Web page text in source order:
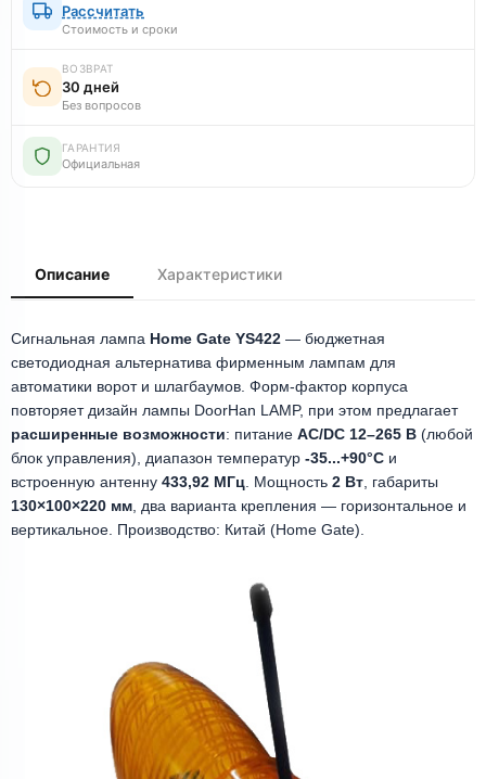
Рассчитать
Стоимость и сроки
ВОЗВРАТ
30 дней
Без вопросов
ГАРАНТИЯ
Официальная
Описание Характеристики
Сигнальная лампа Home Gate YS422 — бюджетная
светодиодная альтернатива фирменным лампам для
автоматики ворот и шлагбаумов. Форм-фактор корпуса
повторяет дизайн лампы DoorHan LAMP, при этом предлагает
расширенные возможности: питание AC/DC 12–265 В (любой
блок управления), диапазон температур -35...+90°C и
встроенную антенну 433,92 МГц . Мощность 2 Вт , габариты
130×100×220 мм , два варианта крепления — горизонтальное и
вертикальное. Производство: Китай (Home Gate).